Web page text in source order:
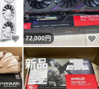
いいね！
72,000円